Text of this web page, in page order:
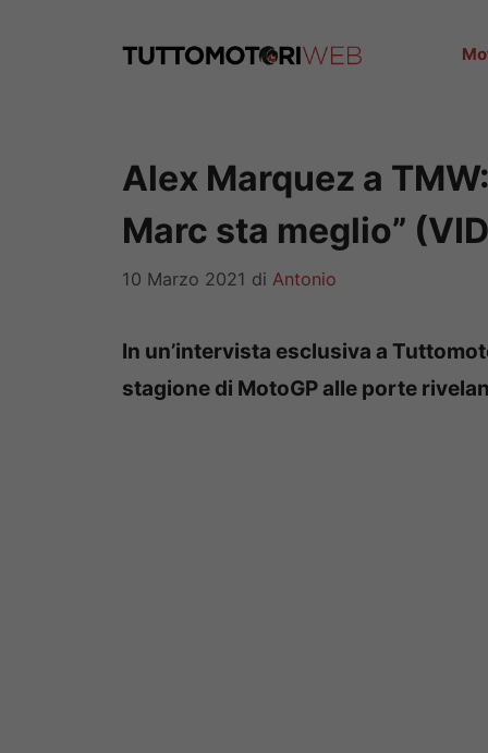
Alex Marquez a
Marc sta meglio”
10 Marzo 2021 di Antonio
In un’intervista esclusiva a
stagione di MotoGP alle porte